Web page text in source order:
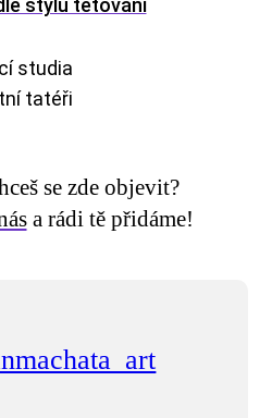
stylu tetování
studia
tatéři
se zde objevit?
a rádi tě přidáme!